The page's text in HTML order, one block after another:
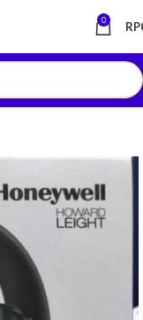
0 RP